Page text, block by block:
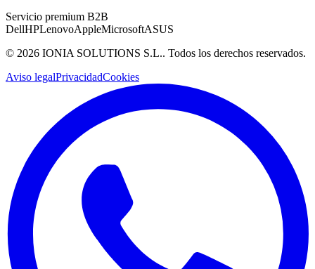
Servicio premium B2B
DellHPLenovoAppleMicrosoftASUS
© 2026 IONIA SOLUTIONS S.L.. Todos los derechos reservados.
Aviso legalPrivacidadCookies